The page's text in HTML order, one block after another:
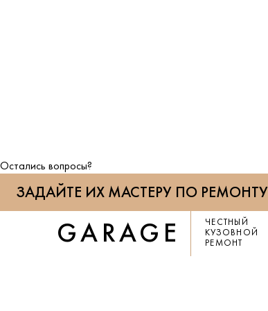
Остались вопросы?
ЗАДАЙТЕ ИХ МАСТЕРУ ПО РЕМОНТУ
GARAGE
ЧЕСТНЫЙ
КУЗОВНОЙ
РЕМОНТ